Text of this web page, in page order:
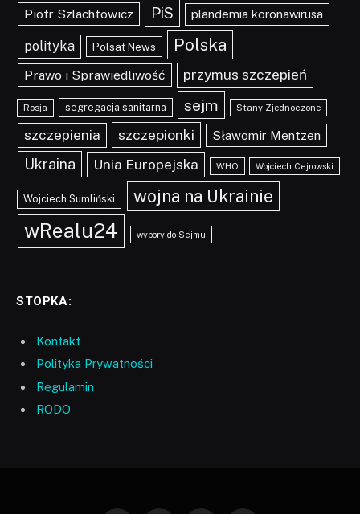
Piotr Szlachtowicz PiS plandemia koronawirusa
polityka Polsat News Polska
Prawo i Sprawiedliwość przymus szczepień
Rosja segregacja sanitarna sejm Stany Zjednoczone
szczepienia szczepionki Sławomir Mentzen
Ukraina Unia Europejska WHO Wojciech Cejrowski
Wojciech Sumliński wojna na Ukrainie
wRealu24 wybory do Sejmu
STOPKA:
Kontakt
Polityka Prywatności
Regulamin
RODO